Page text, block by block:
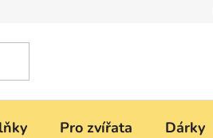
Podmínky
Pro zvířata Dárky